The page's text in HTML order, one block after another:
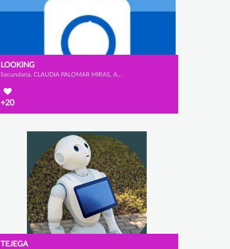
LOOKING
Secundaria, CLAUDIA PALOMAR MIRAS, ADRIANA VIDAURRE CALDERÓN y IGNACIO GARCÍA OJEDA
+20
TEJEGA